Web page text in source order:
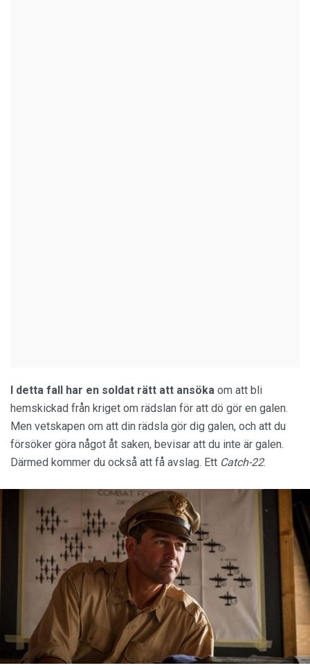
I detta fall har en soldat rätt att ansöka om att bli
hemskickad från kriget om rädslan för att dö gör en galen.
Men vetskapen om att din rädsla gör dig galen, och att du
försöker göra något åt saken, bevisar att du inte är galen.
Därmed kommer du också att få avslag. Ett Catch-22.